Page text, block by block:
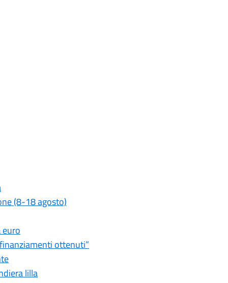
(8-18 agosto)
euro
ottenuti”
lilla